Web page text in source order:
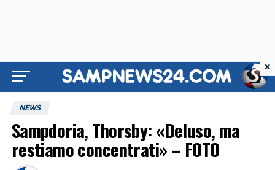
NEWS
Sampdoria, Thorsby: «Deluso, ma
restiamo concentrati» – FOTO
×